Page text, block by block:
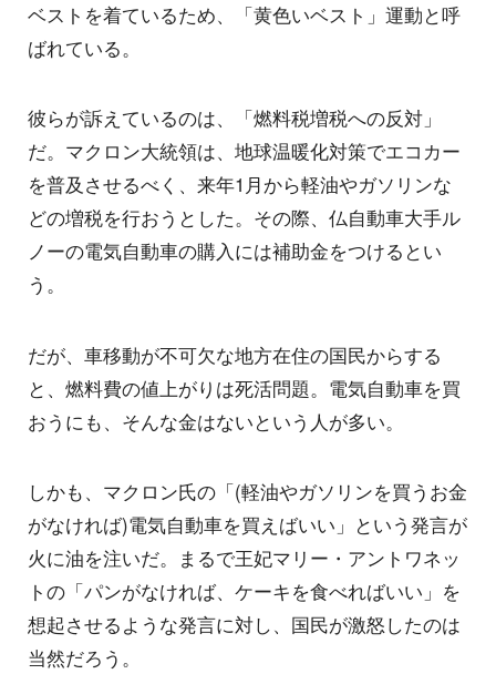
ベストを着ているため、「黄色いベスト」運動と呼
ばれている。
彼らが訴えているのは、「燃料税増税への反対」
だ。マクロン大統領は、地球温暖化対策でエコカー
を普及させるべく、来年1月から軽油やガソリンな
どの増税を行おうとした。その際、仏自動車大手ル
ノーの電気自動車の購入には補助金をつけるとい
う。
だが、車移動が不可欠な地方在住の国民からする
と、燃料費の値上がりは死活問題。電気自動車を買
おうにも、そんな金はないという人が多い。
しかも、マクロン氏の「(軽油やガソリンを買うお金
がなければ)電気自動車を買えばいい」という発言が
火に油を注いだ。まるで王妃マリー・アントワネッ
トの「パンがなければ、ケーキを食べればいい」を
想起させるような発言に対し、国民が激怒したのは
当然だろう。